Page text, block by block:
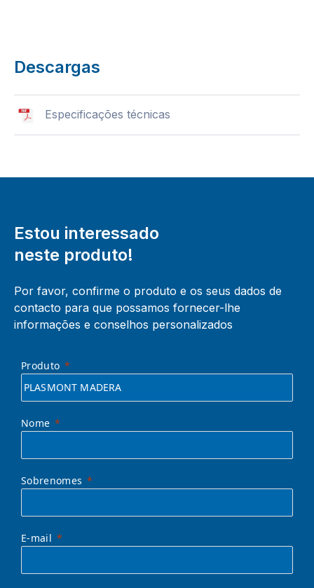
Descargas
Especificações técnicas
Estou interessado
neste produto!
Por favor, confirme o produto e os seus dados de
contacto para que possamos fornecer-lhe
informações e conselhos personalizados
Produto
Nome
Sobrenomes
E-mail